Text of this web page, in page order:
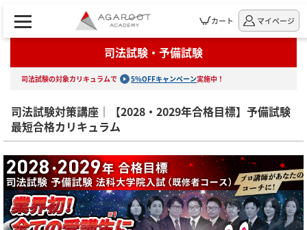
カート マイページ
司法試験・予備試験
司法試験の対象カリキュラムで 5%OFFキャンペーン実施中！
司法試験対策講座｜【2028・2029年合格目標】予備試験
最短合格カリキュラム